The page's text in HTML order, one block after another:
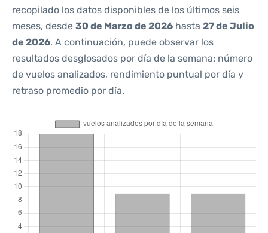
recopilado los datos disponibles de los últimos seis
meses, desde 30 de Marzo de 2026 hasta 27 de Julio
de 2026. A continuación, puede observar los
resultados desglosados por día de la semana: número
de vuelos analizados, rendimiento puntual por día y
retraso promedio por día.